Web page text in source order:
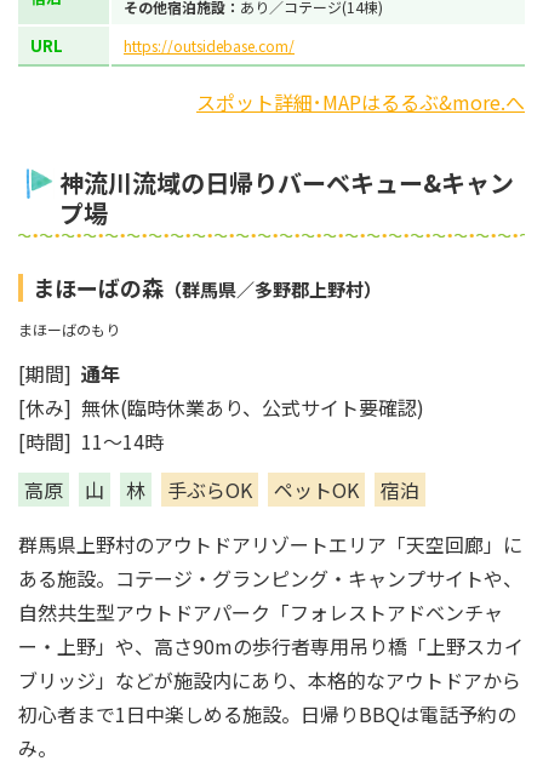
その他宿泊施設： あり／コテージ(14棟)
URL https://outsidebase.com/
スポット詳細･MAPはるるぶ&more.へ
神流川流域の日帰りバーベキュー&キャン
プ場
まほーばの森 （群馬県／多野郡上野村）
まほーばのもり
[期間] 通年
[休み] 無休(臨時休業あり、公式サイト要確認)
[時間] 11～14時
高原
山 林 手ぶらOK ペットOK
宿泊
群馬県上野村のアウトドアリゾートエリア「天空回廊」に
ある施設。コテージ・グランピング・キャンプサイトや、
自然共生型アウトドアパーク「フォレストアドベンチャ
ー・上野」や、高さ90mの歩行者専用吊り橋「上野スカイ
ブリッジ」などが施設内にあり、本格的なアウトドアから
初心者まで1日中楽しめる施設。日帰りBBQは電話予約の
み。